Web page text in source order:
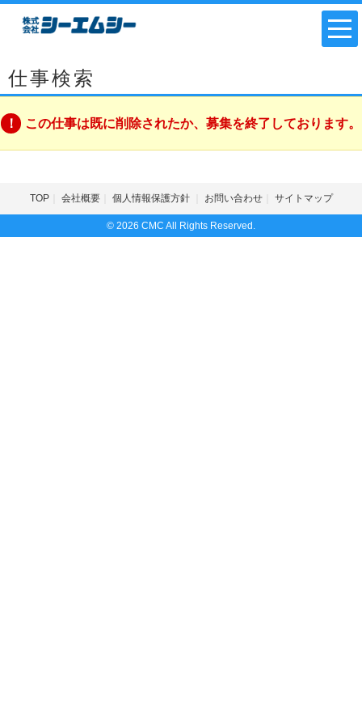
仕事検索
この仕事は既に削除されたか、募集を終了しております。
TOP 会社概要 個人情報保護方針 お問い合わせ サイトマップ
© 2026 CMC All Rights Reserved.